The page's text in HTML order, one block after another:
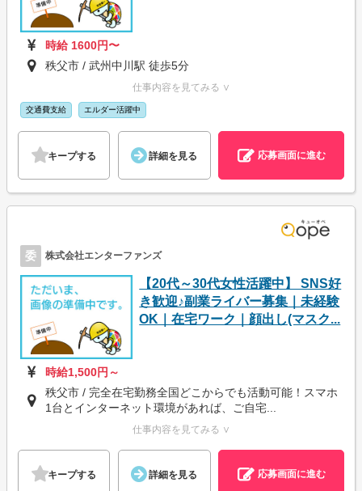
時給 1600円〜
秩父市 / 武州中川駅 徒歩5分
仕事内容を見てみる ∨
交通費支給 エルダー活躍中
キープする 詳細を見る 応募画面に進む
委 株式会社エンターファンズ
【20代～30代女性活躍中】 SNS好
き歓迎♪副業ライバー募集｜未経験
OK｜在宅ワーク｜顔出し(マスク...
時給1,500円～
秩父市 / 完全在宅勤務全国どこからでも活動可能！スマホ
1台とインターネット環境があれば、ご自宅...
仕事内容を見てみる ∨
キープする 詳細を見る 応募画面に進む